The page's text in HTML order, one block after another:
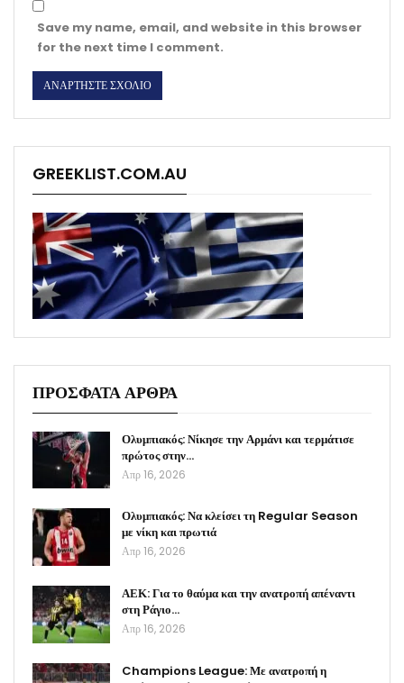
Save my name, email, and website in this browser
for the next time I comment.
GREEKLIST.COM.AU
ΠΡΟΣΦΑΤΑ ΑΡΘΡΑ
Ολυμπιακός: Νίκησε την Αρμάνι και τερμάτισε
πρώτος στην…
Απρ 16, 2026
Ολυμπιακός: Να κλείσει τη Regular Season
με νίκη και πρωτιά
Απρ 16, 2026
ΑΕΚ: Για το θαύμα και την ανατροπή απέναντι
στη Ράγιο…
Απρ 16, 2026
Champions League: Με ανατροπή η